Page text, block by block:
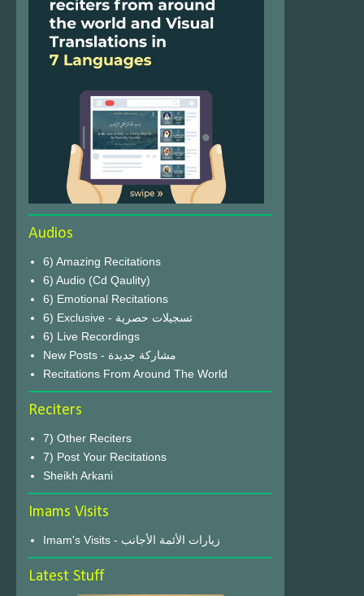
Audios
6) Amazing Recitations
6) Audio (Cd Qaulity)
6) Emotional Recitations
6) Exclusive - تسجيلات حصرية
6) Live Recordings
New Posts - مشاركة جديدة
Recitations From Around The World
Reciters
7) Other Reciters
7) Post Your Recitations
Sheikh Arkani
Imams Visits
Imam's Visits - زيارات الأئمة الأجانب
Latest Stuff